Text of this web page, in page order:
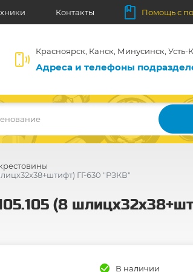
Контакты Помощь с
Красноярск, Канск, Минусинск, Усть-
Адреса и телефоны
ГГ-630 "РЗКВ"
(8
В наличии